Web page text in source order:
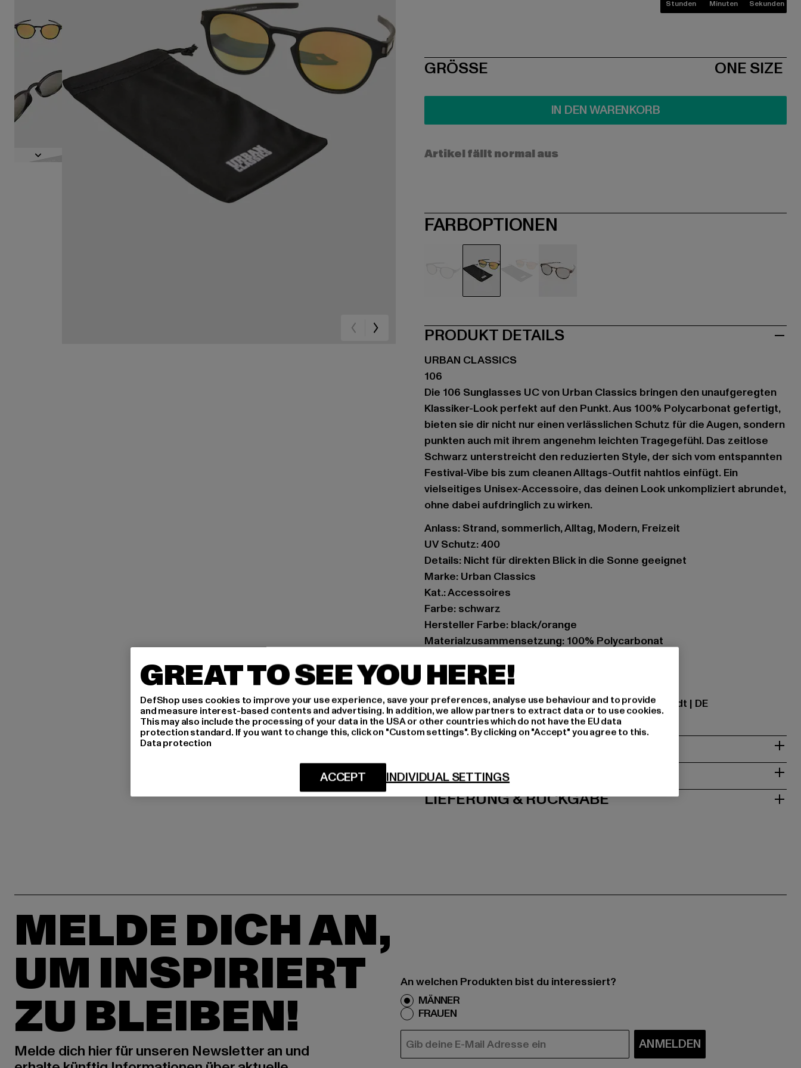
Stunden Minuten Sekunden
SIZE
GRÖSSE ONE SIZE
IN DEN WARENKORB
Artikel fällt normal aus
FARBOPTIONEN
PRODUKT DETAILS
URBAN CLASSICS
106
Die 106 Sunglasses UC von Urban Classics bringen den unaufgeregten
Klassiker-Look perfekt auf den Punkt. Aus 100% Polycarbonat gefertigt,
bieten sie dir nicht nur einen verlässlichen Schutz für die Augen, sondern
punkten auch mit ihrem angenehm leichten Tragegefühl. Das zeitlose
Schwarz unterstreicht den reduzierten Style, der sich vom entspannten
Festival-Vibe bis zum cleanen Alltags-Outfit nahtlos einfügt. Ein
vielseitiges Unisex-Accessoire, das deinen Look unkompliziert abrundet,
ohne dabei aufdringlich zu wirken.
Anlass: Strand, sommerlich, Alltag, Modern, Freizeit
UV Schutz: 400
Details: Nicht für direkten Blick in die Sonne geeignet
Marke: Urban Classics
Kat.: Accessoires
Farbe: schwarz
Hersteller Farbe: black/orange
Materialzusammensetzung: 100% Polycarbonat
Hersteller: TB International GmbH |
Dr.-Robert-Murjahn-Straße 7 | 64372 Ober-Ramstadt | DE
PFLEGEHINWEISE
LIEFERUNG & RÜCKGABE
MELDE DICH AN,
UM INSPIRIERT
ZU BLEIBEN!
Melde dich hier für unseren Newsletter an und
An welchen Produkten bist du interessiert?
MÄNNER
FRAUEN
E-MAIL ANMELDEN
GREAT TO SEE YOU HERE!
DefShop uses cookies to improve your use experience, save your preferences, analyse use behaviour and to provide
and measure interest-based contents and advertising. In addition, we allow partners to extract data or to use cookies.
This may also include the processing of your data in the USA or other countries which do not have the EU data
protection standard. If you want to change this, click on "Custom settings". By clicking on "Accept" you agree to this.
Data protection
INDIVIDUAL SETTINGS
ACCEPT